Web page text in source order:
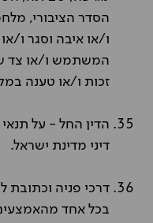
הסדר הציבורי,
ו/או איבה וסגר ו/
המשתמש ו/או צד
זכות ו/או טענה
הדין החל - על
דיני מדינת ישראל.
דרכי פניה וכתובת
בכל אחד